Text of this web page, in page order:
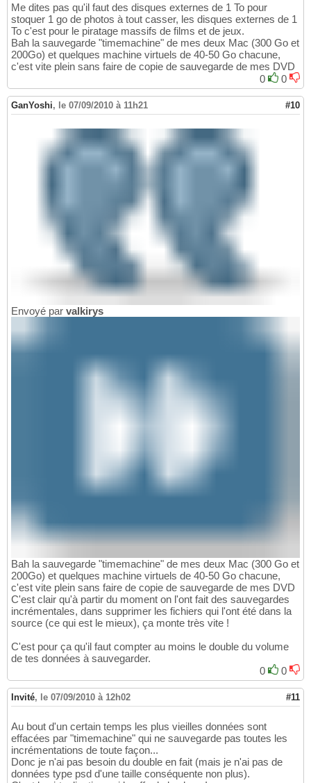
Me dites pas qu'il faut des disques externes de 1 To pour
stoquer 1 go de photos à tout casser, les disques externes de 1
To c'est pour le piratage massifs de films et de jeux.
Bah la sauvegarde "timemachine" de mes deux Mac (300 Go et
200Go) et quelques machine virtuels de 40-50 Go chacune,
c'est vite plein sans faire de copie de sauvegarde de mes DVD
0
0
GanYoshi, le 07/09/2010 à 11h21 #10
Envoyé par valkirys
Bah la sauvegarde "timemachine" de mes deux Mac (300 Go et
200Go) et quelques machine virtuels de 40-50 Go chacune,
c'est vite plein sans faire de copie de sauvegarde de mes DVD
C'est clair qu'à partir du moment on l'ont fait des sauvegardes
incrémentales, dans supprimer les fichiers qui l'ont été dans la
source (ce qui est le mieux), ça monte très vite !
C'est pour ça qu'il faut compter au moins le double du volume
de tes données à sauvegarder.
0
0
Invité, le 07/09/2010 à 12h02 #11
Au bout d'un certain temps les plus vieilles données sont
effacées par "timemachine" qui ne sauvegarde pas toutes les
incrémentations de toute façon...
Donc je n'ai pas besoin du double en fait (mais je n'ai pas de
données type psd d'une taille conséquente non plus).